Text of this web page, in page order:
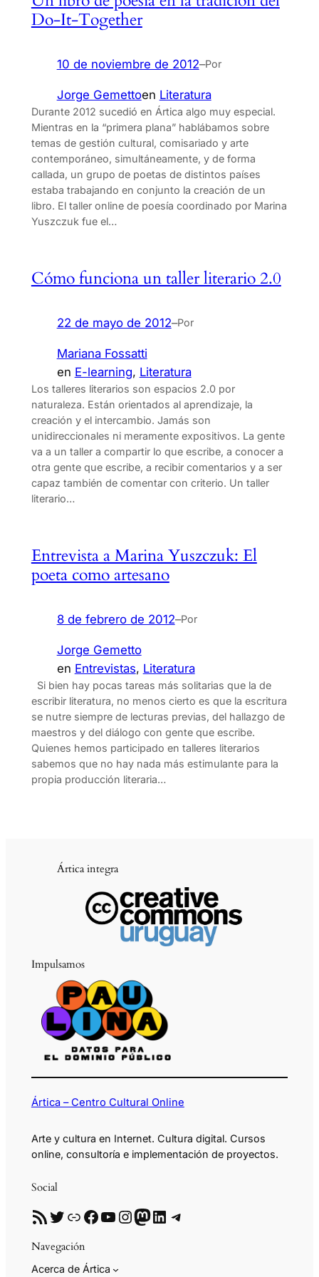
Do-It-Together
10 de noviembre de 2012–Por
Jorge Gemettoen Literatura
Durante 2012 sucedió en Ártica algo muy especial.
Mientras en la “primera plana” hablábamos sobre
temas de gestión cultural, comisariado y arte
contemporáneo, simultáneamente, y de forma
callada, un grupo de poetas de distintos países
estaba trabajando en conjunto la creación de un
libro. El taller online de poesía coordinado por Marina
Yuszczuk fue el…
Cómo funciona un taller literario 2.0
22 de mayo de 2012–Por
Mariana Fossatti
en E-learning, Literatura
Los talleres literarios son espacios 2.0 por
naturaleza. Están orientados al aprendizaje, la
creación y el intercambio. Jamás son
unidireccionales ni meramente expositivos. La gente
va a un taller a compartir lo que escribe, a conocer a
otra gente que escribe, a recibir comentarios y a ser
capaz también de comentar con criterio. Un taller
literario…
Entrevista a Marina Yuszczuk: El
poeta como artesano
8 de febrero de 2012–Por
Jorge Gemetto
en Entrevistas, Literatura
Si bien hay pocas tareas más solitarias que la de
escribir literatura, no menos cierto es que la escritura
se nutre siempre de lecturas previas, del hallazgo de
maestros y del diálogo con gente que escribe.
Quienes hemos participado en talleres literarios
sabemos que no hay nada más estimulante para la
propia producción literaria…
Ártica integra
Impulsamos
Ártica – Centro Cultural Online
Arte y cultura en Internet. Cultura digital. Cursos
online, consultoría e implementación de proyectos.
Social
RSS Twitter Enlace Facebook YouTube InstagramMastodon LinkedIn Telegram
Navegación
Acerca de Ártica